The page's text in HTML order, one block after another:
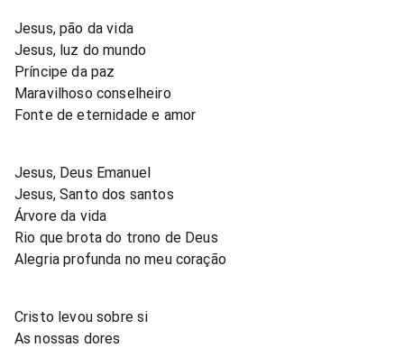
Jesus, pão da vida
Jesus, luz do mundo
Príncipe da paz
Maravilhoso conselheiro
Fonte de eternidade e amor
Jesus, Deus Emanuel
Jesus, Santo dos santos
Árvore da vida
Rio que brota do trono de Deus
Alegria profunda no meu coração
Cristo levou sobre si
As nossas dores